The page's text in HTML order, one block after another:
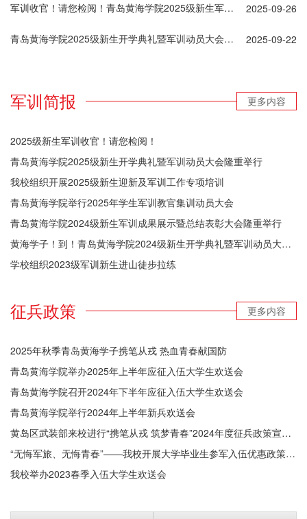
军训收官！请您检阅！青岛黄海学院2025级新生军训成果展示暨总结表彰大会 2025-09-26
青岛黄海学院2025级新生开学典礼暨军训动员大会隆重举行 2025-09-22
军训简报 更多内容
2025级新生军训收官！请您检阅！
青岛黄海学院2025级新生开学典礼暨军训动员大会隆重举行
我校组织开展2025级新生迎新及军训工作专项培训
青岛黄海学院举行2025年学生军训教官集训动员大会
青岛黄海学院2024级新生军训成果展示暨总结表彰大会隆重举行
黄海学子！到！青岛黄海学院2024级新生开学典礼暨军训动员大会隆重举行！
学校组织2023级军训新生进山徒步拉练
征兵政策 更多内容
2025年秋季青岛黄海学子携笔从戎 热血青春献国防
青岛黄海学院举办2025年上半年应征入伍大学生欢送会
青岛黄海学院召开2024年下半年应征入伍大学生欢送会
青岛黄海学院举行2024年上半年新兵欢送会
黄岛区武装部来校进行“携笔从戎 筑梦青春”2024年度征兵政策宣讲活动
“无悔军旅、无悔青春”——我校开展大学毕业生参军入伍优惠政策宣讲会
我校举办2023春季入伍大学生欢送会